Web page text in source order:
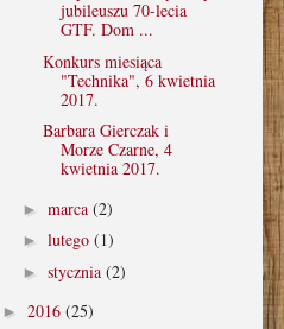
jubileuszu 70-lecia
GTF. Dom ...
Konkurs miesiąca
"Technika", 6 kwietnia
2017.
Barbara Gierczak i
Morze Czarne, 4
kwietnia 2017.
► marca (2)
► lutego (1)
► stycznia (2)
► 2016 (25)